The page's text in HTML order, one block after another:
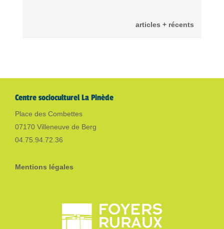
articles + récents
Centre socioculturel La Pinède
Place des Combettes
07170 Villeneuve de Berg
04.75.94.72.36
Mentions légales